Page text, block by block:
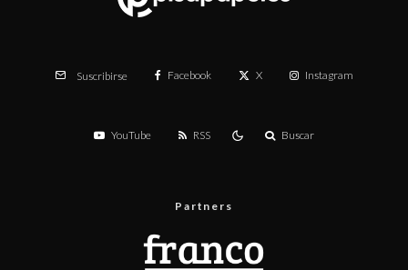
Suscribirse Facebook X Instagram
YouTube RSS Buscar
Partners